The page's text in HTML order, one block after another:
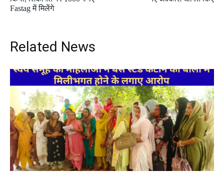
Fastag में मिलेंगे
Related News